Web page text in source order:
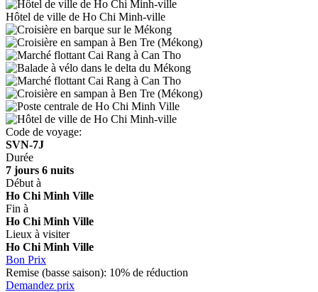
Hôtel de ville de Ho Chi Minh-ville
Code de voyage:
SVN-7J
Durée
7 jours 6 nuits
Début à
Ho Chi Minh Ville
Fin à
Ho Chi Minh Ville
Lieux à visiter
Ho Chi Minh Ville
Bon Prix
Remise (basse saison): 10% de réduction
Demandez prix